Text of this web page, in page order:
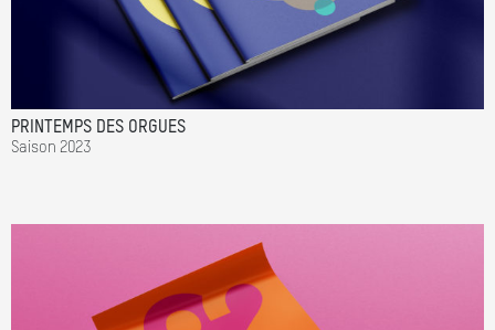
PRINTEMPS DES ORGUES
Saison 2023